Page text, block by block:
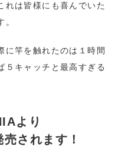
れは皆様にも喜んでいた
に竿を触れたのは１時間
５キャッチと最高すぎる
より
されます！